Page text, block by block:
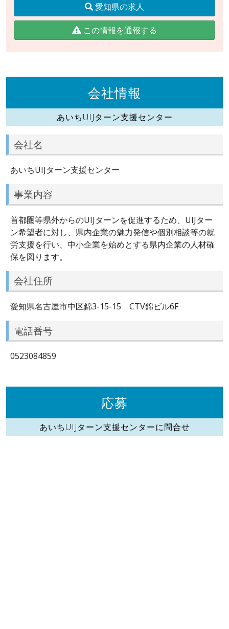
愛知県の求人
この情報を通報する
会社情報
あいちUIJターン支援センター
会社名
あいちUIJターン支援センター
事業内容
首都圏等県外からのUIJターンを促進するため、UIJター
ン希望者に対し、県内企業の魅力発信や個別相談等の就
労支援を行い、中小企業を始めとする県内企業の人材確
保を図ります。
会社住所
愛知県名古屋市中区錦3-15-15 CTV錦ビル6F
電話番号
0523084859
応募
あいちUIJターン支援センターに問合せ